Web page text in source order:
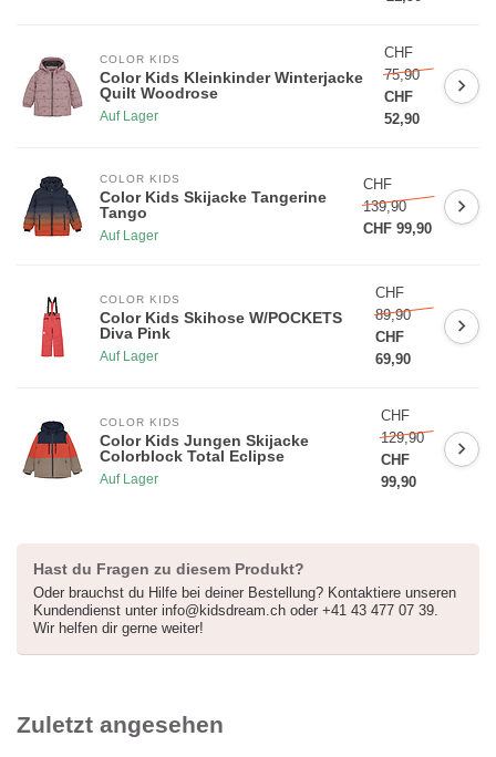
COLOR KIDS
Color Kids Kleinkinder Winterjacke
Quilt Woodrose
Auf Lager
CHF
75,90
CHF
52,90
COLOR KIDS
Color Kids Skijacke Tangerine
Tango
Auf Lager
CHF
139,90
CHF 99,90
COLOR KIDS
Color Kids Skihose W/POCKETS
Diva Pink
Auf Lager
CHF
89,90
CHF
69,90
COLOR KIDS
Color Kids Jungen Skijacke
Colorblock Total Eclipse
Auf Lager
CHF
129,90
CHF
99,90
Hast du Fragen zu diesem Produkt?
Oder brauchst du Hilfe bei deiner Bestellung? Kontaktiere unseren
Kundendienst unter info@kidsdream.ch oder +41 43 477 07 39.
Wir helfen dir gerne weiter!
Zuletzt angesehen